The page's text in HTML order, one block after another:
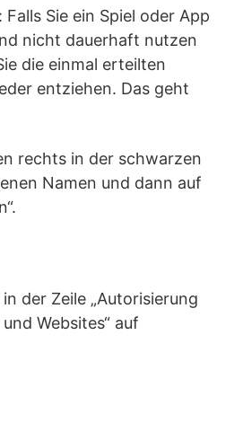
Sie ein Spiel oder App
nicht dauerhaft nutzen
die einmal erteilten
entziehen. Das geht
rechts in der schwarzen
Namen und dann auf
der Zeile „Autorisierung
Websites“ auf